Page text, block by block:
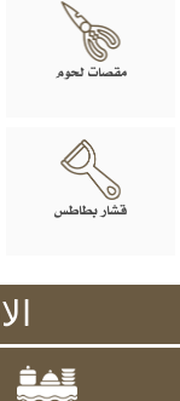
مقصات لحوم
قشار بطاطس